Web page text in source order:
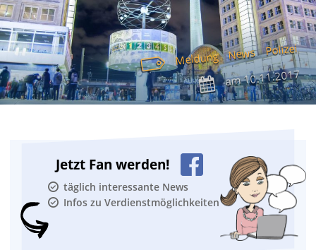
Meldung News Polizei
am10.11.2017
Jetzt Fan werden!
täglich interessante News
Infos zu Verdienstmöglichkeiten